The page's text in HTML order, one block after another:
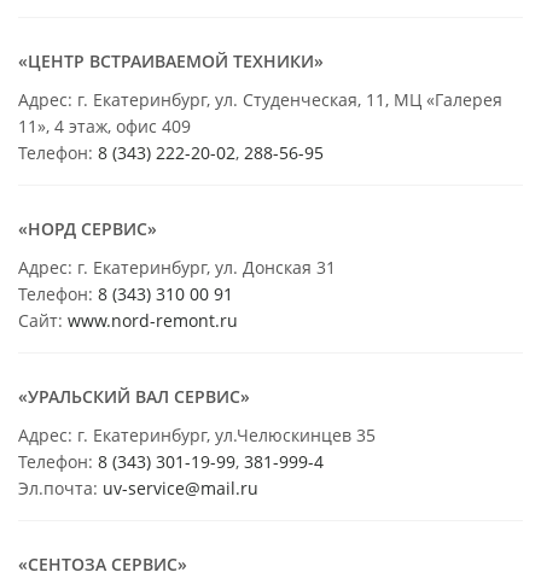
«ЦЕНТР ВСТРАИВАЕМОЙ ТЕХНИКИ»
Адрес: г. Екатеринбург, ул. Студенческая, 11, МЦ «Галерея
11», 4 этаж, офис 409
Телефон: 8 (343) 222-20-02, 288-56-95
«НОРД СЕРВИС»
Адрес: г. Екатеринбург, ул. Донская 31
Телефон: 8 (343) 310 00 91
Сайт: www.nord-remont.ru
«УРАЛЬСКИЙ ВАЛ СЕРВИС»
Адрес: г. Екатеринбург, ул.Челюскинцев 35
Телефон: 8 (343) 301-19-99, 381-999-4
Эл.почта: uv-service@mail.ru
«СЕНТОЗА СЕРВИС»